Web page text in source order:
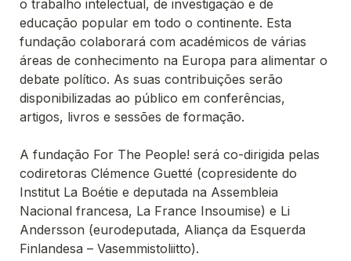
o trabalho intelectual, de investigação e de
educação popular em todo o continente. Esta
fundação colaborará com académicos de várias
áreas de conhecimento na Europa para alimentar o
debate político. As suas contribuições serão
disponibilizadas ao público em conferências,
artigos, livros e sessões de formação.
A fundação For The People! será co-dirigida pelas
codiretoras Clémence Guetté (copresidente do
Institut La Boétie e deputada na Assembleia
Nacional francesa, La France Insoumise) e Li
Andersson (eurodeputada, Aliança da Esquerda
Finlandesa – Vasemmistoliitto).